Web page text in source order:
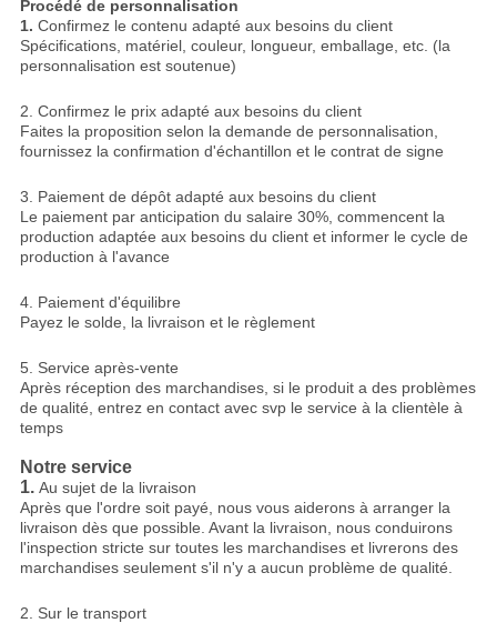
Procédé de personnalisation
1. Confirmez le contenu adapté aux besoins du client
Spécifications, matériel, couleur, longueur, emballage, etc. (la
personnalisation est soutenue)
2. Confirmez le prix adapté aux besoins du client
Faites la proposition selon la demande de personnalisation,
fournissez la confirmation d'échantillon et le contrat de signe
3. Paiement de dépôt adapté aux besoins du client
Le paiement par anticipation du salaire 30%, commencent la
production adaptée aux besoins du client et informer le cycle de
production à l'avance
4. Paiement d'équilibre
Payez le solde, la livraison et le règlement
5. Service après-vente
Après réception des marchandises, si le produit a des problèmes
de qualité, entrez en contact avec svp le service à la clientèle à
temps
Notre service
1. Au sujet de la livraison
Après que l'ordre soit payé, nous vous aiderons à arranger la
livraison dès que possible. Avant la livraison, nous conduirons
l'inspection stricte sur toutes les marchandises et livrerons des
marchandises seulement s'il n'y a aucun problème de qualité.
2. Sur le transport